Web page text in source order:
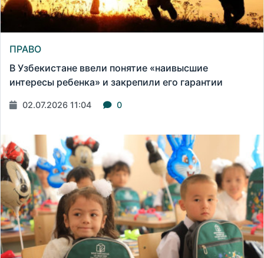
ПРАВО
В Узбекистане ввели понятие «наивысшие
интересы ребенка» и закрепили его гарантии
02.07.2026 11:04 0